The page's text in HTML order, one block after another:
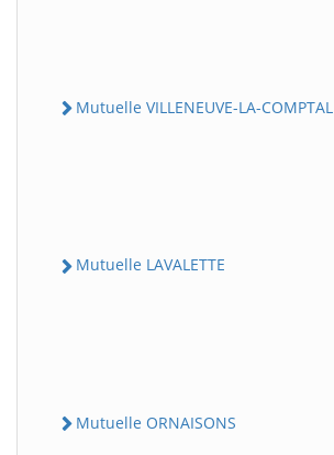
Mutuelle VILLENEUVE-LA-COMPTAL
Mutuelle LAVALETTE
Mutuelle ORNAISONS